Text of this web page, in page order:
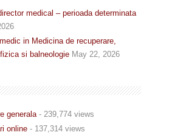
medical – perioada determinata
in Medicina de recuperare,
si balneologie May 22, 2026
generala - 239,774 views
online - 137,314 views